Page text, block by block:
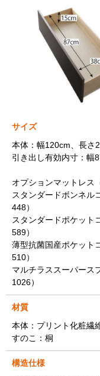
サイズ
本体：幅120cm、長さ
引き出し有効内寸：幅
オプションマットレ
スタンダードボンネ
448）
スタンダードポケッ
589）
薄型抗菌国産ポケット
510）
マルチラススーパース
1026）
材質
本体：プリント化粧繊
すのこ：桐
構造仕様